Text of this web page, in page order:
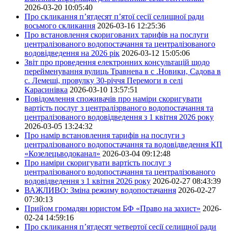
2026-03-20 10:05:40
Про скликання п’ятдесят п’ятої сесії селищної ради
восьмого скликання 2026-03-16 12:25:36
Про встановлення скоригованих тарифів на послуги
централізованого водопостачання та централізованого
водовідведення на 2026 рік 2026-03-12 15:05:06
Звіт про проведення електронних консультацій щодо
перейменування вулиць Травнева в с .Новики, Садова в
с. Лемеші, провулку 30-річчя Перемоги в селі
Карасинівка 2026-03-10 13:57:51
Повідомлення споживачів про наміри скоригувати
вартість послуг з централізрваного водопостачання та
централізованого водовідведення з 1 квітня 2026 року
2026-03-05 13:24:32
Про намір встановлення тарифів на послуги з
централізованого водопостачання та водовідведення КП
«Козелецьводоканал» 2026-03-04 09:12:48
Про наміри скоригувати вартість послуг з
централізованого водопостачання та централізованого
водовідведення з 1 квітня 2026 року 2026-02-27 08:43:39
ВАЖЛИВО: Зміна режиму водопостачання 2026-02-27
07:30:13
Прийом громадян юристом БФ «Право на захист» 2026-
02-24 14:59:16
Про скликання п’ятдесят четвертої сесії селищної ради